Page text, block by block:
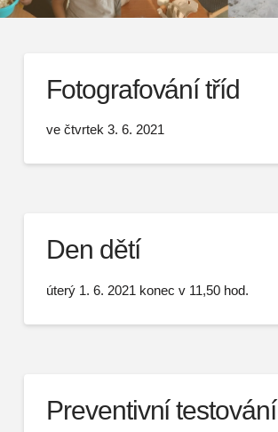
Fotografování tříd
ve čtvrtek 3. 6. 2021
Den dětí
úterý 1. 6. 2021 konec v 11,50 hod.
Preventivní testování